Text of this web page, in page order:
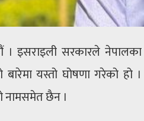
। इसराइली सरकारले
बारेमा यस्तो घोषणा गरेको
नामसमेत छैन ।